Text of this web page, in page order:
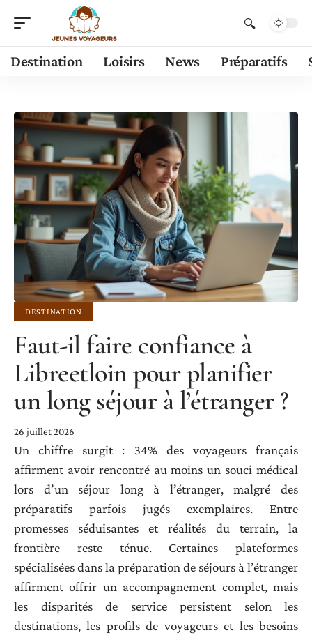
Destination Loisirs News Préparatifs
DESTINATION
Faut-il faire confiance à
Libreetloin pour planifier
un long séjour à l’étranger ?
26 juillet 2026
Un chiffre surgit : 34% des voyageurs français
affirment avoir rencontré au moins un souci médical
lors d’un séjour long à l’étranger, malgré des
préparatifs parfois jugés exemplaires. Entre
promesses séduisantes et réalités du terrain, la
frontière reste ténue. Certaines plateformes
spécialisées dans la préparation de séjours à l’étranger
affirment offrir un accompagnement complet, mais
les disparités de service persistent selon les
destinations, les profils de voyageurs et les besoins